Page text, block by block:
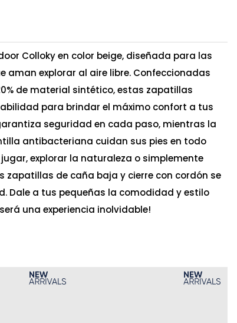
Colloky en color beige, diseñada para las
aman explorar al aire libre. Confeccionadas
de material sintético, estas zapatillas
para brindar el máximo confort a tus
seguridad en cada paso, mientras la
antibacteriana cuidan sus pies en todo
explorar la naturaleza o simplemente
zapatillas de caña baja y cierre con cordón se
Dale a tus pequeñas la comodidad y estilo
una experiencia inolvidable!